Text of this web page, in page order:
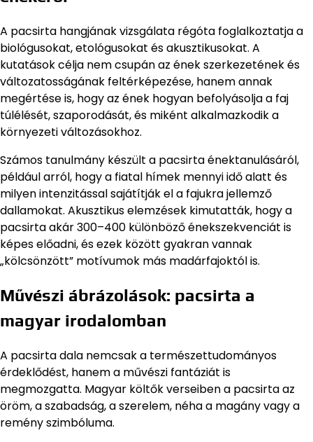
A pacsirta hangjának vizsgálata régóta foglalkoztatja a
biológusokat, etológusokat és akusztikusokat. A
kutatások célja nem csupán az ének szerkezetének és
változatosságának feltérképezése, hanem annak
megértése is, hogy az ének hogyan befolyásolja a faj
túlélését, szaporodását, és miként alkalmazkodik a
környezeti változásokhoz.
Számos tanulmány készült a pacsirta énektanulásáról,
például arról, hogy a fiatal hímek mennyi idő alatt és
milyen intenzitással sajátítják el a fajukra jellemző
dallamokat. Akusztikus elemzések kimutatták, hogy a
pacsirta akár 300–400 különböző énekszekvenciát is
képes előadni, és ezek között gyakran vannak
„kölcsönzött” motívumok más madárfajoktól is.
Művészi ábrázolások: pacsirta a
magyar irodalomban
A pacsirta dala nemcsak a természettudományos
érdeklődést, hanem a művészi fantáziát is
megmozgatta. Magyar költők verseiben a pacsirta az
öröm, a szabadság, a szerelem, néha a magány vagy a
remény szimbóluma.